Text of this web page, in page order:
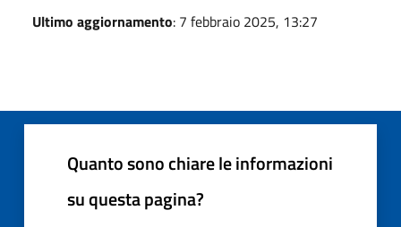
Ultimo aggiornamento: 7 febbraio 2025, 13:27
Quanto sono chiare le informazioni
su questa pagina?